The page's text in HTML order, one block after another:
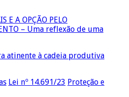
E A OPÇÃO PELO
– Uma reflexão de uma
atinente à cadeia produtiva
Lei nº 14.691/23 Proteção e